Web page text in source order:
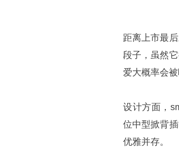
距离上市最
段子，虽然
爱大概率会
设计方面，
位中型掀背
优雅并存。